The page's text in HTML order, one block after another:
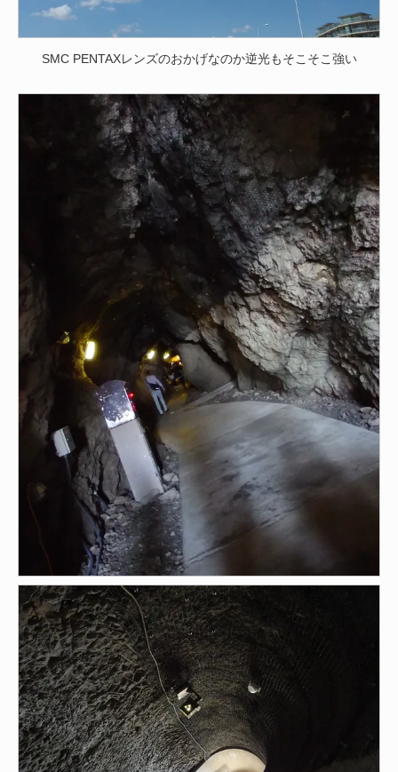
SMC PENTAXレンズのおかげなのか逆光もそこそこ強い